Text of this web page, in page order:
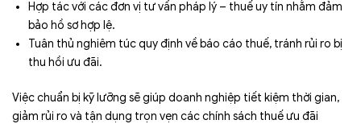
Hợp tác với các đơn vị tư vấn pháp lý – thuế uy tín nhằm đảm
bảo hồ sơ hợp lệ.
Tuân thủ nghiêm túc quy định về báo cáo thuế, tránh rủi ro bị
thu hồi ưu đãi.
Việc chuẩn bị kỹ lưỡng sẽ giúp doanh nghiệp tiết kiệm thời gian,
giảm rủi ro và tận dụng trọn vẹn các chính sách thuế ưu đãi